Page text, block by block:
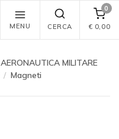
MENU CERCA
0
€ 0,00
AERONAUTICA MILITARE
Magneti